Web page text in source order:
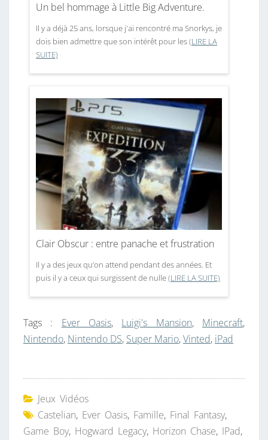
Un bel hommage à Little Big Adventure.
Il y a déjà 25 ans, lorsque j'ai rencontré ma Snorkys, je
dois bien admettre que son intérêt pour les(LIRE LA
SUITE)
Clair Obscur : entre panache et frustration
Il y a des jeux qu’on attend pendant des années. Et
puis il y a ceux qui surgissent de nulle(LIRE LA SUITE)
Tags : Ever Oasis, Luigi's Mansion, Minecraft,
Nintendo, Nintendo DS, Super Mario,Vinted, iPad
Jeux Vidéos
Castelian, Ever Oasis, Famille, Final Fantasy,
Game Boy, Hogward Legacy, Horizon Chase, IPad,